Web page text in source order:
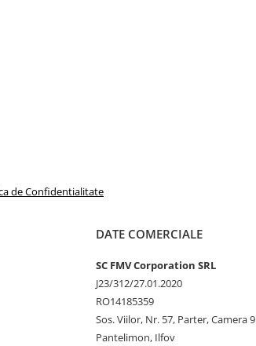
de Confidentialitate
DATE COMERCIALE
SC FMV Corporation SRL
J23/312/27.01.2020
RO14185359
Sos. Viilor, Nr. 57, Parter, Camera 9
Pantelimon, Ilfov